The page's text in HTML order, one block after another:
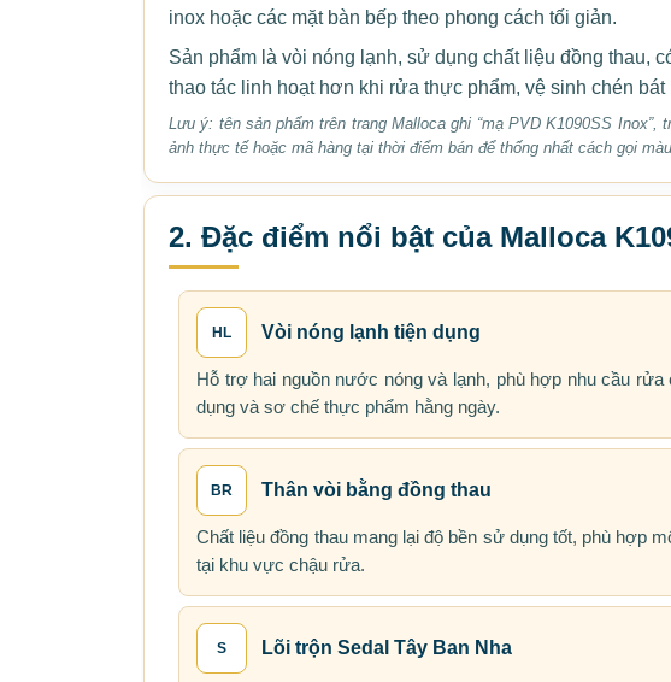
inox hoặc các mặt bàn bếp theo phong cách tối giản.
Sản phẩm là vòi nóng lạnh, sử dụng chất liệu đồng thau,
thao tác linh hoạt hơn khi rửa thực phẩm, vệ sinh chén
Lưu ý: tên sản phẩm trên trang Malloca ghi “mạ PVD K1090SS
ảnh thực tế hoặc mã hàng tại thời điểm bán để thống nhất cách gọi
2. Đặc điểm nổi bật của Malloca
HL Vòi nóng lạnh tiện dụng
Hỗ trợ hai nguồn nước nóng và lạnh, phù hợp nhu cầu rửa
dụng và sơ chế thực phẩm hằng ngày.
BR Thân vòi bằng đồng thau
Chất liệu đồng thau mang lại độ bền sử dụng tốt, phù hợp
tại khu vực chậu rửa.
S Lõi trộn Sedal Tây Ban Nha